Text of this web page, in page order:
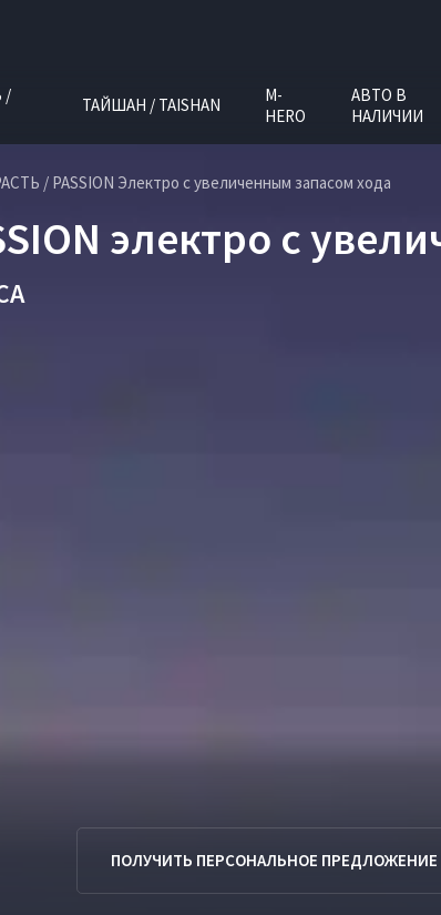
/
ТАЙШАН / TAISHAN
M-
HERO
АВТО В
НАЛИЧИИ
/ PASSION Электро с увеличенным запасом хода
электро с
ПОЛУЧИТЬ ПЕРСОНАЛЬНОЕ ПРЕДЛОЖЕНИЕ